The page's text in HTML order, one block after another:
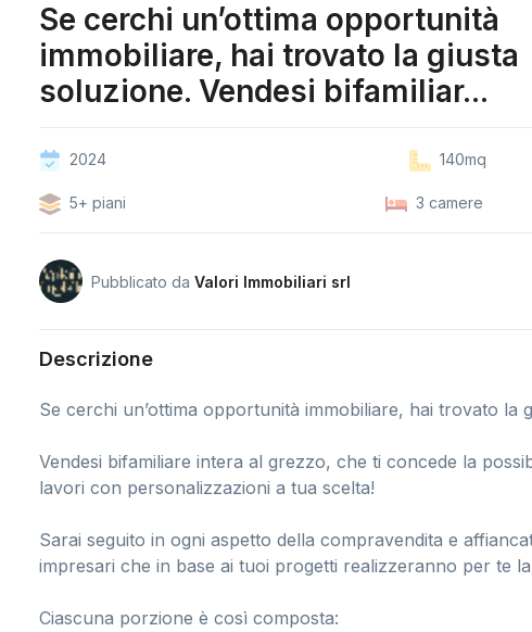
Se cerchi un’ottima opportunità
immobiliare, hai trovato la giusta
soluzione. Vendesi bifamiliar...
2024 140mq
5+ piani 3 camere
Pubblicato daValori Immobiliari srl
Descrizione
Se cerchi un’ottima opportunità immobiliare, hai trovato la
Vendesi bifamiliare intera al grezzo, che ti concede la
lavori con personalizzazioni a tua scelta!
Sarai seguito in ogni aspetto della compravendita e
impresari che in base ai tuoi progetti realizzeranno per te
Ciascuna porzione è così composta: